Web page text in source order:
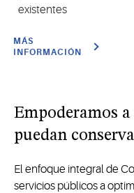
existentes
MÁS
INFORMACIÓN
Empoderamos
puedan
El enfoque integral de
servicios públicos a